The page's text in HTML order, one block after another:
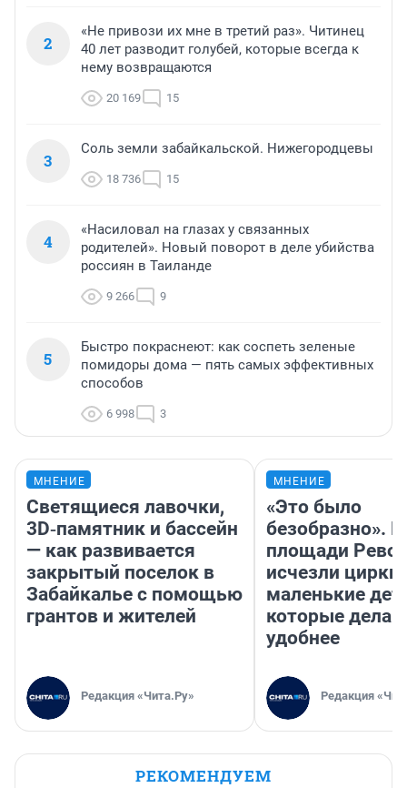
2
«Не привози их мне в третий раз». Читинец
40 лет разводит голубей, которые всегда к
нему возвращаются
20 169 15
3
Соль земли забайкальской. Нижегородцевы
18 736 15
4
«Насиловал на глазах у связанных
родителей». Новый поворот в деле убийства
россиян в Таиланде
9 266 9
5
Быстро покраснеют: как соспеть зеленые
помидоры дома — пять самых эффективных
способов
6 998 3
МНЕНИЕ
Светящиеся лавочки,
3D‑памятник и бассейн
— как развивается
закрытый поселок в
Забайкалье с помощью
грантов и жителей
Редакция «Чита.Ру»
МНЕНИЕ
«Это было
безобразно».
площади
исчезли цирки
маленькие
которые
удобнее
Редакция
РЕКОМЕНДУЕМ